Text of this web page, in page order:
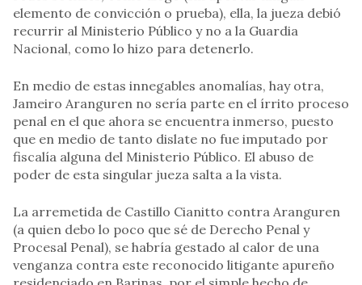
elemento de convicción o prueba), ella, la jueza debió
recurrir al Ministerio Público y no a la Guardia
Nacional, como lo hizo para detenerlo.
En medio de estas innegables anomalías, hay otra,
Jameiro Aranguren no sería parte en el írrito proceso
penal en el que ahora se encuentra inmerso, puesto
que en medio de tanto dislate no fue imputado por
fiscalía alguna del Ministerio Público. El abuso de
poder de esta singular jueza salta a la vista.
La arremetida de Castillo Cianitto contra Aranguren
(a quien debo lo poco que sé de Derecho Penal y
Procesal Penal), se habría gestado al calor de una
venganza contra este reconocido litigante apureño